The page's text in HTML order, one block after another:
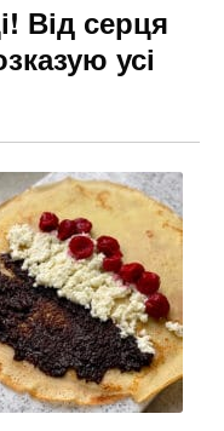
Від серця
усі